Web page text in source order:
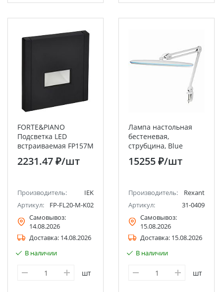
FORTE&PIANO
Подсветка LED
встраиваемая FP157M
металл черный IEK
2231.47 ₽/шт
Производитель:
IEK
Артикул:
FP-FL20-M-K02
Самовывоз:
14.08.2026
Доставка: 14.08.2026
В наличии
шт
Лампа настольная
бестеневая,
струбцина, Blue
Stream, 117 SMD LED,
диммер (4 уровня),
15255 ₽/шт
Производитель:
Rexant
Артикул:
31-0409
Самовывоз:
15.08.2026
Доставка: 15.08.2026
В наличии
шт